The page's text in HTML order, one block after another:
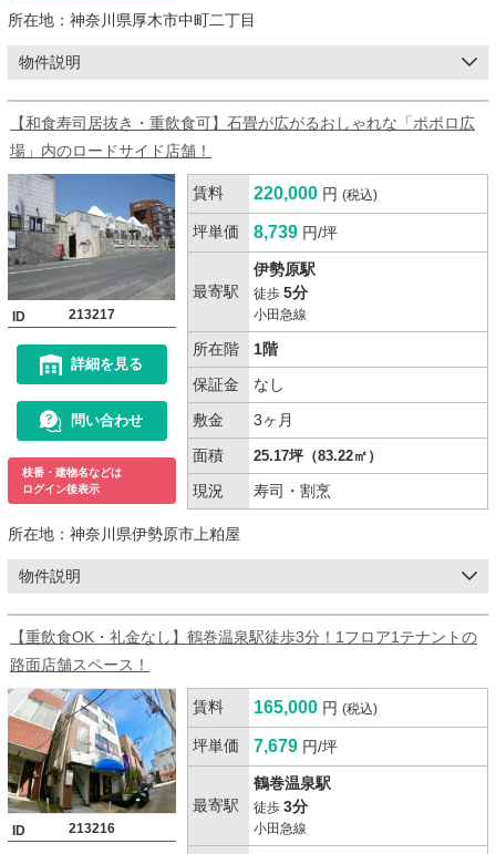
所在地： 神奈川県厚木市中町二丁目
物件説明
【和食寿司居抜き・重飲食可】石畳が広がるおしゃれな「ポポロ広
場」内のロードサイド店舗！
ID 213217
詳細を見る
問い合わせ
枝番・建物名などは
ログイン後表示
賃料 220,000 円 (税込)
坪単価 8,739 円/坪
最寄駅
伊勢原駅
徒歩 5分
小田急線
所在階
1階
保証金
なし
敷金
3ヶ月
面積
25.17坪（83.22㎡）
現況 寿司・割烹
所在地： 神奈川県伊勢原市上粕屋
物件説明
【重飲食OK・礼金なし】鶴巻温泉駅徒歩3分！1フロア1テナントの
路面店舗スペース！
ID 213216
賃料 165,000 円 (税込)
坪単価 7,679 円/坪
最寄駅
鶴巻温泉駅
徒歩 3分
小田急線